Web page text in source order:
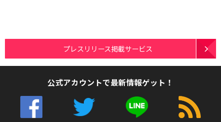
プレスリリース掲載サービス
公式アカウントで最新情報ゲット！